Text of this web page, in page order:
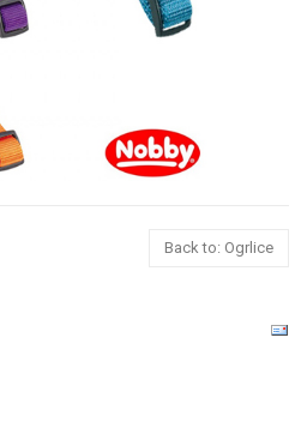
Back to: Ogrlice